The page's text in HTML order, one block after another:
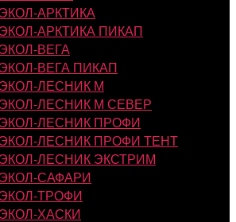
АРКТИКА
АРКТИКА ПИКАП
ВЕГА
ВЕГА ПИКАП
ЛЕСНИК М
ЛЕСНИК М СЕВЕР
ЛЕСНИК ПРОФИ
ЛЕСНИК ПРОФИ ТЕНТ
ЛЕСНИК ЭКСТРИМ
САФАРИ
ТРОФИ
ХАСКИ